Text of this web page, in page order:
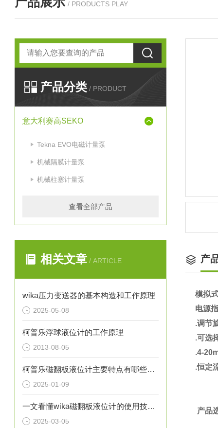
/ PRODUCTS PLAY
产品分类 / PRODUCT
意大利赛高SEKO
Tekna EVO电磁计量泵
机械隔膜计量泵
机械柱塞计量泵
查看全部产品
相关文章 / ARTICLE
wika压力变送器的基本构造和工作原理
2025-05-08
柯普乐浮球液位计的工作原理
2013-08-05
柯普乐磁翻板液位计主要特点有哪些呢？
2025-01-09
一文看懂wika磁翻板液位计的使用技巧有哪些
2025-03-05
产
模拟
电源
.调节
.可选
.4-
.恒定
产品